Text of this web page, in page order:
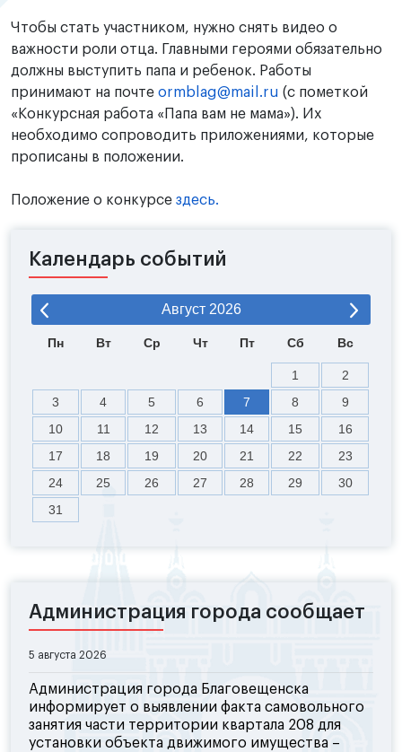
Чтобы стать участником, нужно снять видео о
важности роли отца. Главными героями обязательно
должны выступить папа и ребенок. Работы
принимают на почте ormblag@mail.ru (с пометкой
«Конкурсная работа «Папа вам не мама»). Их
необходимо сопроводить приложениями, которые
прописаны в положении.
Положение о конкурсе здесь.
Календарь событий
Август 2026
Пн Вт Ср Чт Пт Сб Вс
1
2
3
4 5 6 7 8
9
10
11 12 13 14 15
16
17
18 19 20 21 22
23
24
25 26 27 28 29
30
31
Администрация города сообщает
5 августа 2026
Администрация города Благовещенска
информирует о выявлении факта самовольного
занятия части территории квартала 208 для
установки объекта движимого имущества –